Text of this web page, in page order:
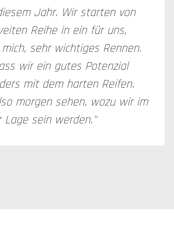
Jahr. Wir starten von
Reihe in ein für uns,
sehr wichtiges Rennen.
wir ein gutes Potenzial
mit dem harten Reifen.
morgen sehen, wozu wir im
Lage sein werden."